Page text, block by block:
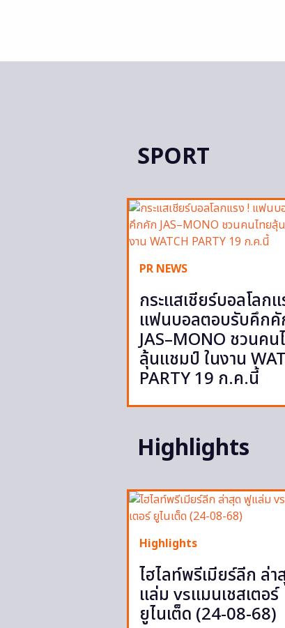
SPORT
PR NEWS
กระแสเชียร์บอลโลก
แฟนบอลตอบรับคึกคั
JAS–MONO ชวนคน
ลุ้นแชมป์ ในงาน
PARTY 19 ก.ค.นี้
Highlights
Highlights
ไฮไลท์พรีเมียร์ลีก ล่
แล่ม vsแมนเชสเตอร์
ยูไนเต็ด (24-08-68)